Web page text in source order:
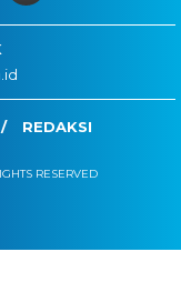
REDAKSI
RESERVED